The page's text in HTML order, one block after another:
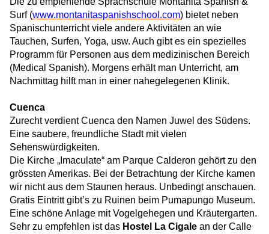
Surf (www.montanitaspanishschool.com) bietet neben
Spanischunterricht viele andere Aktivitäten an wie
Tauchen, Surfen, Yoga, usw. Auch gibt es ein spezielles
Programm für Personen aus dem medizinischen Bereich
(Medical Spanish). Morgens erhält man Unterricht, am
Nachmittag hilft man in einer nahegelegenen Klinik.
Cuenca
Zurecht verdient Cuenca den Namen Juwel des Südens.
Eine saubere, freundliche Stadt mit vielen
Sehenswürdigkeiten.
Die Kirche „Imaculate“ am Parque Calderon gehört zu den
grössten Amerikas. Bei der Betrachtung der Kirche kamen
wir nicht aus dem Staunen heraus. Unbedingt anschauen.
Gratis Eintritt gibt’s zu Ruinen beim Pumapungo Museum.
Eine schöne Anlage mit Vogelgehegen und Kräutergarten.
Sehr zu empfehlen ist das Hostel La Cigale an der Calle